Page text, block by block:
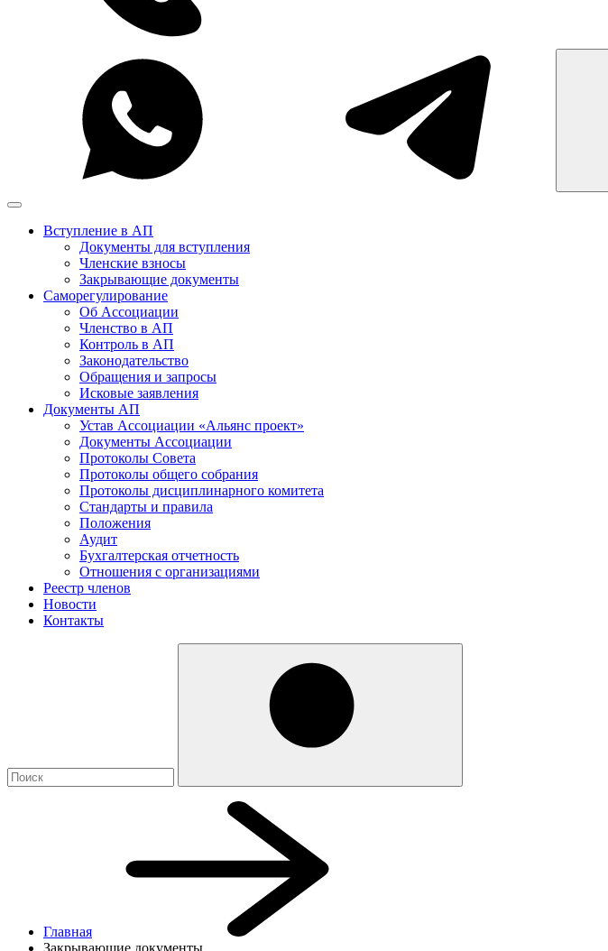
Вступление в АП
Документы для вступления
Членские взносы
Закрывающие документы
Саморегулирование
Об Ассоциации
Членство в АП
Контроль в АП
Законодательство
Обращения и запросы
Исковые заявления
Документы АП
Устав Ассоциации «Альянс проект»
Документы Ассоциации
Протоколы Совета
Протоколы общего собрания
Протоколы дисциплинарного комитета
Стандарты и правила
Положения
Аудит
Бухгалтерская отчетность
Отношения с организациями
Реестр членов
Новости
Контакты
Главная
Закрывающие документы